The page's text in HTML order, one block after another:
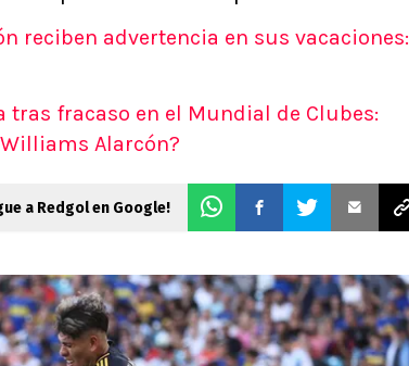
reciben advertencia en sus vacaciones:
tras fracaso en el Mundial de Clubes:
Alarcón?
a Redgol en Google!